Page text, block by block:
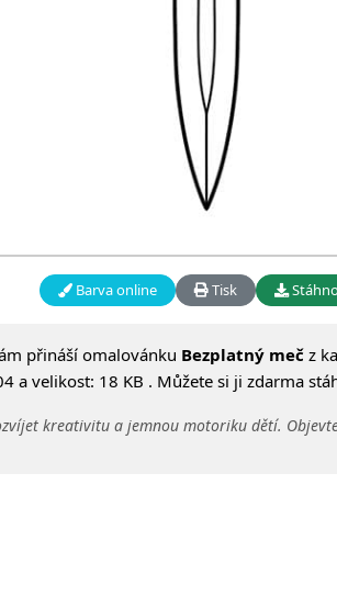
Barva online Tisk
přináší omalovánku Bezplatný meč z
a velikost: 18 KB . Můžete si ji zdarma
kreativitu a jemnou motoriku dětí.